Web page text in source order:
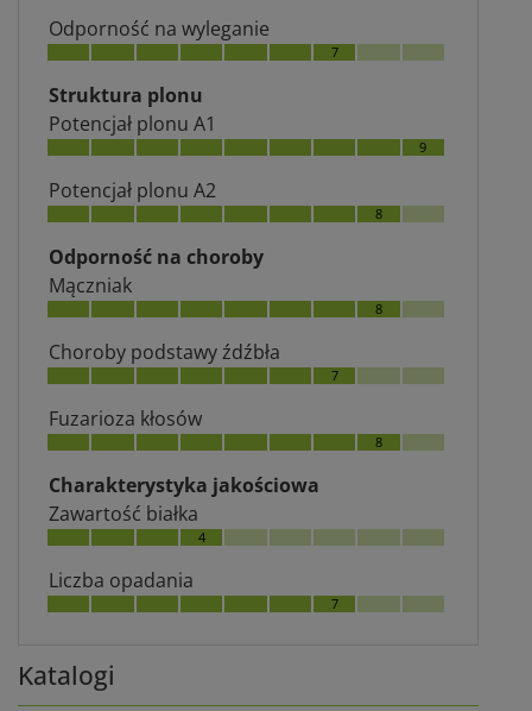
Katalogi
Odporność na wyleganie
7
Struktura plonu
Potencjał plonu A1
9
Potencjał plonu A2
8
Odporność na choroby
Mączniak
8
Choroby podstawy źdźbła
7
Fuzarioza kłosów
8
Charakterystyka jakościowa
Zawartość białka
4
Liczba opadania
7